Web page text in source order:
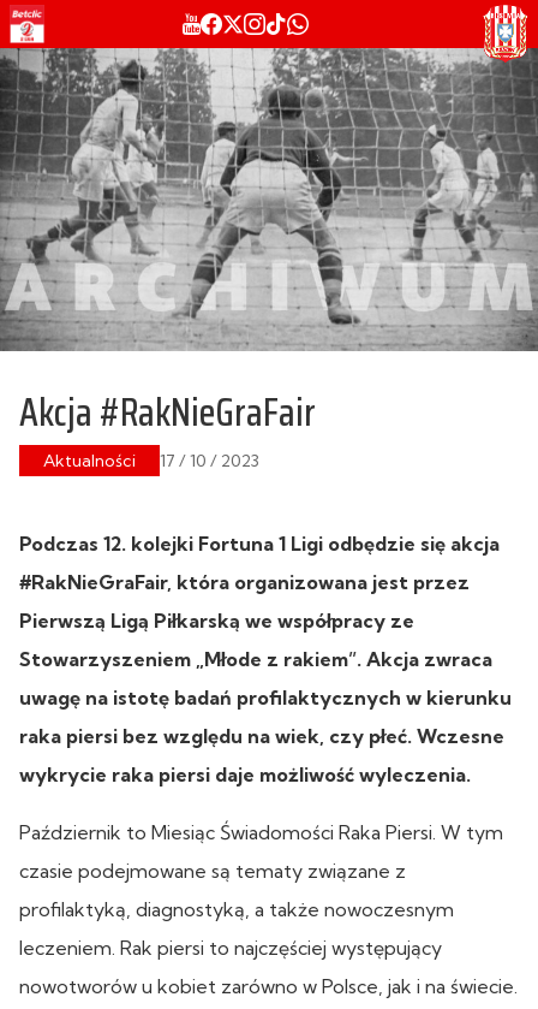
Akcja #RakNieGraFair
Aktualności 17 / 10 / 2023
Podczas 12. kolejki Fortuna 1 Ligi odbędzie się akcja
#RakNieGraFair, która organizowana jest przez
Pierwszą Ligą Piłkarską we współpracy ze
Stowarzyszeniem „Młode z rakiem”. Akcja zwraca
uwagę na istotę badań profilaktycznych w kierunku
raka piersi bez względu na wiek, czy płeć. Wczesne
wykrycie raka piersi daje możliwość wyleczenia.
Październik to Miesiąc Świadomości Raka Piersi. W tym
czasie podejmowane są tematy związane z
profilaktyką, diagnostyką, a także nowoczesnym
leczeniem. Rak piersi to najczęściej występujący
nowotworów u kobiet zarówno w Polsce, jak i na świecie.